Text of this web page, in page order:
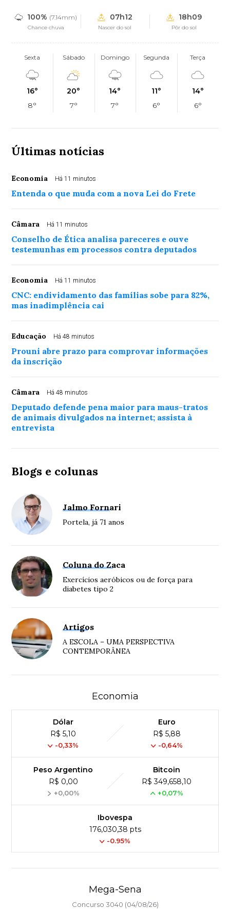
100% (7.14mm)
Chance chuva
07h12
Nascer do sol
18h09
Pôr do sol
Sexta
16°
8°
Sábado
20°
7°
Domingo
14°
7°
Segunda
11°
6°
Terça
14°
6°
Últimas notícias
Economia Há 11 minutos
Entenda o que muda com a nova Lei do Frete
Câmara Há 11 minutos
Conselho de Ética analisa pareceres e ouve
testemunhas em processos contra deputados
Economia Há 11 minutos
CNC: endividamento das famílias sobe para 82%,
mas inadimplência cai
Educação Há 48 minutos
Prouni abre prazo para comprovar informações
da inscrição
Câmara Há 48 minutos
Deputado defende pena maior para maus-tratos
de animais divulgados na internet; assista à
entrevista
Blogs e colunas
Jalmo Fornari
Portela, já 71 anos
Coluna do Zaca
Exercícios aeróbicos ou de força para
diabetes tipo 2
Artigos
A ESCOLA – UMA PERSPECTIVA
CONTEMPORÂNEA
Economia
Dólar
R$ 5,10
-0,33%
Euro
R$ 5,88
-0,64%
Peso Argentino
R$ 0,00
+0,00%
Bitcoin
R$ 349,658,10
+0,07%
Ibovespa
176,030,38 pts
-0.95%
Mega-Sena
Concurso 3040 (04/08/26)